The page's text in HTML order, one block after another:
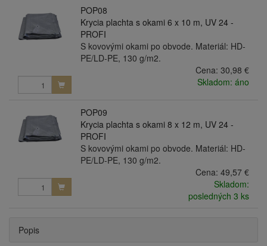
POP08
Krycia plachta s okami 6 x 10 m, UV 24 -
PROFI
S kovovými okami po obvode. Materiál: HD-
PE/LD-PE, 130 g/m2.
Cena: 30,98 €
Skladom: áno
POP09
Krycia plachta s okami 8 x 12 m, UV 24 -
PROFI
S kovovými okami po obvode. Materiál: HD-
PE/LD-PE, 130 g/m2.
Cena: 49,57 €
Skladom:
posledných 3 ks
Popis